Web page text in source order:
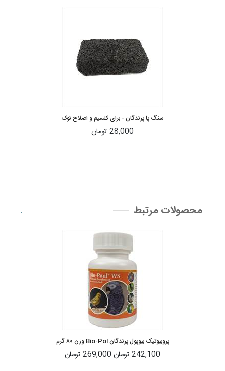
سنگ پا پرندگان - برای کلسیم و اصلاح نوک
28,000 تومان
محصولات مرتبط .
پروبیوتیک بیوپول پرندگان Bio-Pol وزن ۸۰ گرم
242,100 تومان 269,000 تومان